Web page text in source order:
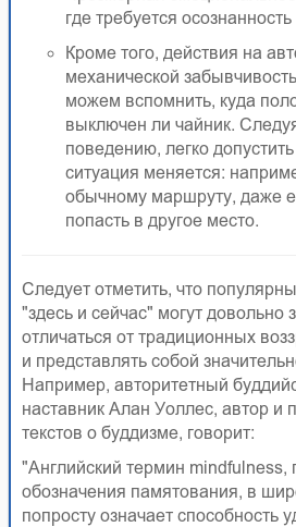
где требуется
Кроме того, действия на
механической
можем вспомнить, куда
выключен ли чайник.
поведению, легко
ситуация меняется:
обычному маршруту, даже
попасть в другое место.
Следует отметить, что
"здесь и сейчас" могут довольно
отличаться от традиционных
и представлять собой
Например, авторитетный
наставник Алан Уоллес, автор и
текстов о буддизме, говорит:
"Английский термин
обозначения памятования, в
попросту означает способность